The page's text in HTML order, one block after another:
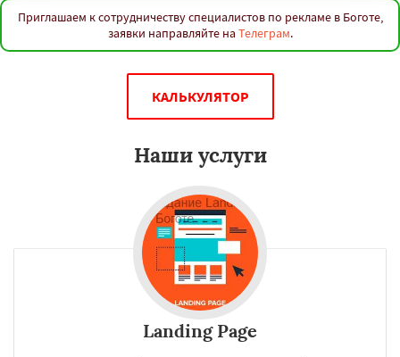
Приглашаем к сотрудничеству специалистов по рекламе в Боготе,
заявки направляйте на Телеграм.
КАЛЬКУЛЯТОР
Наши услуги
Landing Page